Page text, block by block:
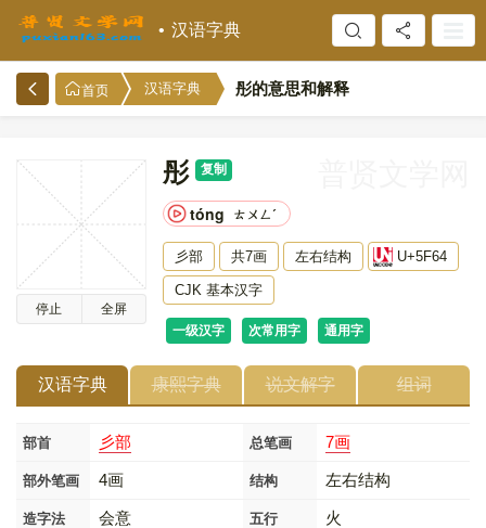
汉语字典
首页 汉语字典 彤的意思和解释
停止 全屏
彤 复制
tóng ㄊㄨㄥˊ
彡部 共7画 左右结构 U+5F64
CJK 基本汉字
一级汉字 次常用字 通用字
汉语字典 康熙字典 说文解字 组词
部首 彡部 总笔画 7画
部外笔画 4画 结构 左右结构
造字法 会意 五行 火